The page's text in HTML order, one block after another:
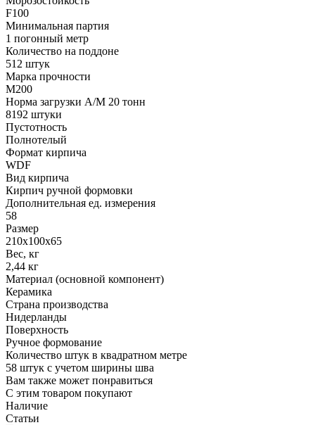
F100
Минимальная партия
1 погонный метр
Количество на поддоне
512 штук
Марка прочности
M200
Норма загрузки А/М 20 тонн
8192 штуки
Пустотность
Полнотелый
Формат кирпича
WDF
Вид кирпича
Кирпич ручной формовки
Дополнительная ед. измерения
58
Размер
210х100х65
Вес, кг
2,44 кг
Материал (основной компонент)
Керамика
Страна производства
Нидерланды
Поверхность
Ручное формование
Количество штук в квадратном метре
58 штук с учетом ширины шва
Вам также может понравиться
С этим товаром покупают
Наличие
Статьи